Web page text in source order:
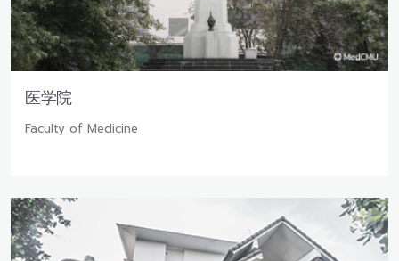
医学院
Faculty of Medicine